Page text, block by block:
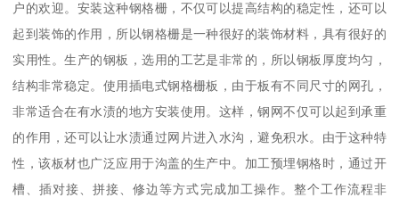
户的欢迎。安装这种钢格栅，不仅可以提高结构的稳定性，还可以
起到装饰的作用，所以钢格栅是一种很好的装饰材料，具有很好的
实用性。生产的钢板，选用的工艺是非常的，所以钢板厚度均匀，
结构非常稳定。使用插电式钢格栅板，由于板有不同尺寸的网孔，
非常适合在有水渍的地方安装使用。这样，钢网不仅可以起到承重
的作用，还可以让水渍通过网片进入水沟，避免积水。由于这种特
性，该板材也广泛应用于沟盖的生产中。加工预埋钢格时，通过开
槽、插对接、拼接、修边等方式完成加工操作。整个工作流程非